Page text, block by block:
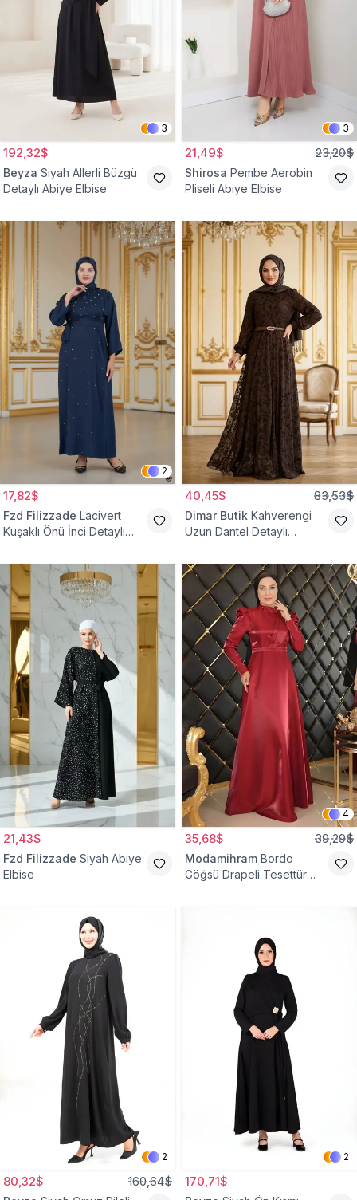
3
192,32$
Beyza Siyah Allerli Büzgü
Detaylı Abiye Elbise
3
21,49$ 23,20$
Shirosa Pembe Aerobin
Pliseli Abiye Elbise
2
17,82$
Fzd Filizzade Lacivert
Kuşaklı Önü İnci Detaylı
40,45$ 83,53$
Dimar Butik Kahverengi
Uzun Dantel Detaylı
21,43$
Fzd Filizzade Siyah Abiye
Elbise
4
35,68$ 39,29$
Modamihram Bordo
Göğsü Drapeli Tesettür
2
80,32$ 160,64$
2
170,71$